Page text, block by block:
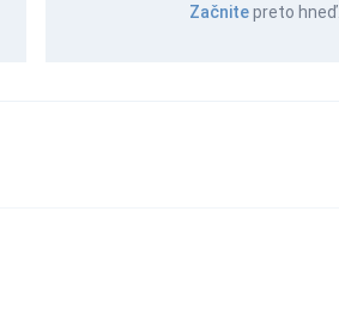
Začnitepreto hneď.